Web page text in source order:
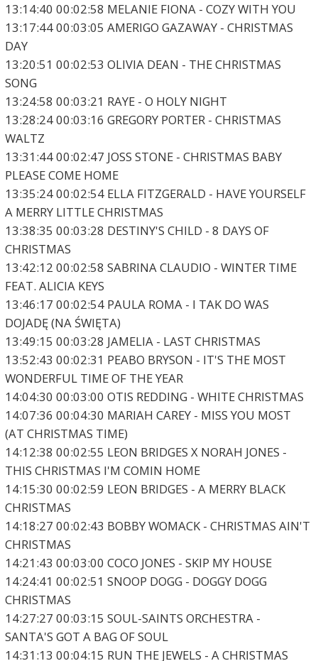
13:14:40 00:02:58 MELANIE FIONA - COZY WITH YOU
13:17:44 00:03:05 AMERIGO GAZAWAY - CHRISTMAS
DAY
13:20:51 00:02:53 OLIVIA DEAN - THE CHRISTMAS
SONG
13:24:58 00:03:21 RAYE - O HOLY NIGHT
13:28:24 00:03:16 GREGORY PORTER - CHRISTMAS
WALTZ
13:31:44 00:02:47 JOSS STONE - CHRISTMAS BABY
PLEASE COME HOME
13:35:24 00:02:54 ELLA FITZGERALD - HAVE YOURSELF
A MERRY LITTLE CHRISTMAS
13:38:35 00:03:28 DESTINY'S CHILD - 8 DAYS OF
CHRISTMAS
13:42:12 00:02:58 SABRINA CLAUDIO - WINTER TIME
FEAT. ALICIA KEYS
13:46:17 00:02:54 PAULA ROMA - I TAK DO WAS
DOJADĘ (NA ŚWIĘTA)
13:49:15 00:03:28 JAMELIA - LAST CHRISTMAS
13:52:43 00:02:31 PEABO BRYSON - IT'S THE MOST
WONDERFUL TIME OF THE YEAR
14:04:30 00:03:00 OTIS REDDING - WHITE CHRISTMAS
14:07:36 00:04:30 MARIAH CAREY - MISS YOU MOST
(AT CHRISTMAS TIME)
14:12:38 00:02:55 LEON BRIDGES X NORAH JONES -
THIS CHRISTMAS I'M COMIN HOME
14:15:30 00:02:59 LEON BRIDGES - A MERRY BLACK
CHRISTMAS
14:18:27 00:02:43 BOBBY WOMACK - CHRISTMAS AIN'T
CHRISTMAS
14:21:43 00:03:00 COCO JONES - SKIP MY HOUSE
14:24:41 00:02:51 SNOOP DOGG - DOGGY DOGG
CHRISTMAS
14:27:27 00:03:15 SOUL-SAINTS ORCHESTRA -
SANTA'S GOT A BAG OF SOUL
14:31:13 00:04:15 RUN THE JEWELS - A CHRISTMAS